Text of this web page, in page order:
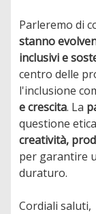
Parleremo di
stanno
inclusivi e
centro delle
l'inclusione
e crescita. La
questione
creatività,
per garantire
duraturo.
Cordiali saluti,